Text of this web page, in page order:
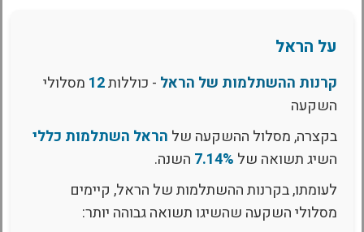
על הראל
קרנות ההשתלמות של הראל - כוללות12 מסלולי
השקעה
בקצרה, מסלול ההשקעה של הראל השתלמות כללי
השיג תשואה של 7.14% השנה.
לעומתו, בקרנות ההשתלמות של הראל, קיימים
מסלולי השקעה שהשיגו תשואה גבוהה יותר: